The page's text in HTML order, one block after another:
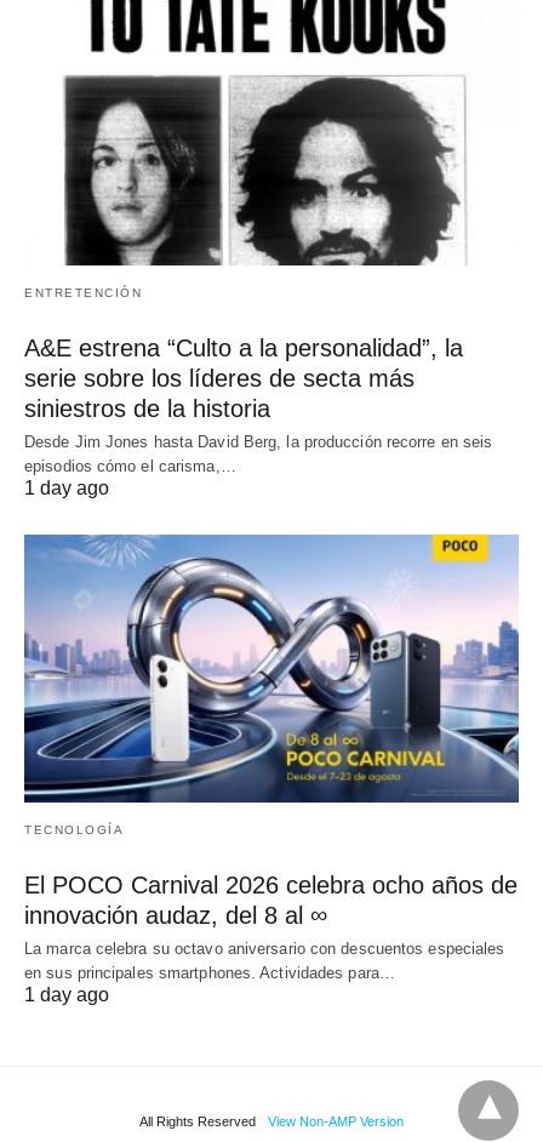
ENTRETENCIÓN
A&E estrena “Culto a la personalidad”, la
serie sobre los líderes de secta más
siniestros de la historia
Desde Jim Jones hasta David Berg, la producción recorre en seis
episodios cómo el carisma,…
1 day ago
TECNOLOGÍA
El POCO Carnival 2026 celebra ocho años de
innovación audaz, del 8 al ∞
La marca celebra su octavo aniversario con descuentos especiales
en sus principales smartphones. Actividades para…
1 day ago
All Rights Reserved View Non-AMP Version